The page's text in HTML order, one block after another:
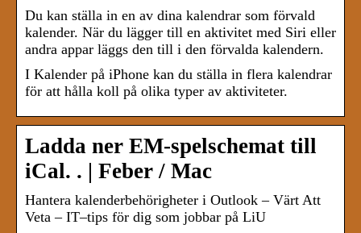
Du kan ställa in en av dina kalendrar som förvald
kalender. När du lägger till en aktivitet med Siri eller
andra appar läggs den till i den förvalda kalendern.
I Kalender på iPhone kan du ställa in flera kalendrar
för att hålla koll på olika typer av aktiviteter.
Ladda ner EM-spelschemat till
iCal. . | Feber / Mac
Hantera kalenderbehörigheter i Outlook – Värt Att
Veta – IT–tips för dig som jobbar på LiU